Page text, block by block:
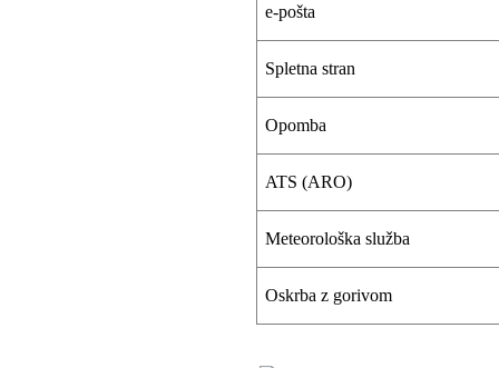
e-pošta
Spletna stran
Opomba
ATS (ARO)
Meteorološka služba
Oskrba z gorivom